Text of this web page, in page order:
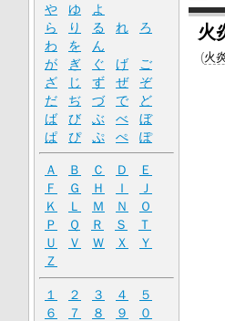
火
(火
や
ゆ
よ
ら
り る れ
ろ
わ
を
ん
が
ぎ ぐ げ
ご
ざ
じ ず ぜ
ぞ
だ
ぢ づ で
ど
ば
び ぶ べ
ぼ
ぱ
ぴ ぷ ぺ ぽ
Ａ Ｂ Ｃ Ｄ
Ｅ
Ｆ
Ｇ Ｈ Ｉ
Ｊ
Ｋ
Ｌ Ｍ Ｎ
Ｏ
Ｐ
Ｑ Ｒ Ｓ
Ｔ
Ｕ
Ｖ Ｗ Ｘ
Ｙ
Ｚ
１ ２ ３ ４
５
６
７ ８ ９
０